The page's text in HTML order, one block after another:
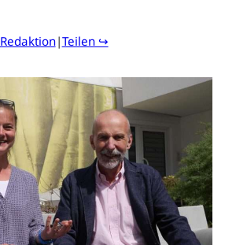
Redaktion|Teilen ↪